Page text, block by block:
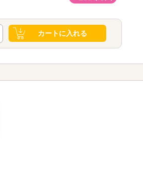
カートに入れる